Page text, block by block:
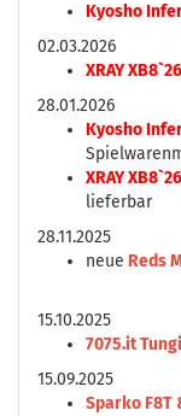
Kyosho
02.03.2026
XRAY
28.01.2026
Kyosho
XRAY
lieferbar
28.11.2025
neue Reds
15.10.2025
7075.it
15.09.2025
Sparko F8T